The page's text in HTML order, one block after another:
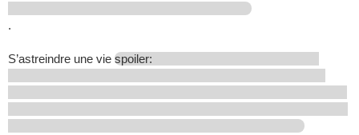
.
S’astreindre une vie spoiler: